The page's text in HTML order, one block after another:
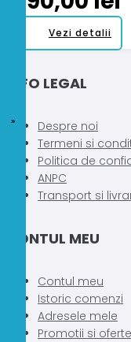
Vezi detalii
fi
în
INFO LEGAL
Despre noi
Termeni si
Politica de
ANPC
Transport si
CONTUL MEU
Contul meu
Istoric comenzi
Adresele mele
Promotii si oferte